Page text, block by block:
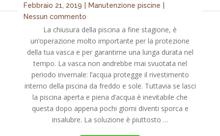
Febbraio 21, 2019 Manutenzione piscine
Nessun commento
La chiusura della piscina a fine stagione, è
un’operazione molto importante per la protezione
della tua vasca e per garantirne una lunga durata nel
tempo. La vasca non andrebbe mai svuotata nel
periodo invernale: l’acqua protegge il rivestimento
interno della piscina da freddo e sole. Tuttavia se lasci
la piscina aperta e piena d’acqua è inevitabile che
questa dopo appena pochi giorni diventi sporca e
insalubre. La soluzione è piuttosto …